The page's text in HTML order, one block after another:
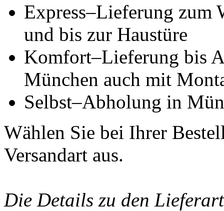
Express–Lieferung zum
und bis zur Haustüre
Komfort–Lieferung bis
München auch mit
Selbst–Abholung in
Wählen Sie bei Ihrer
Versandart aus.
Die Details zu den